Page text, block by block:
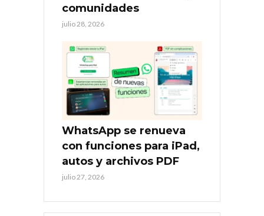
comunidades
julio 28, 2026
WhatsApp se renueva
con funciones para iPad,
autos y archivos PDF
julio 27, 2026